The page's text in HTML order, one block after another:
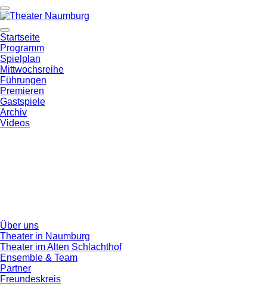
Startseite
Programm
Spielplan
Mittwochsreihe
Führungen
Premieren
Gastspiele
Archiv
Videos
Über uns
Theater in Naumburg
Theater im Alten Schlachthof
Ensemble & Team
Partner
Freundeskreis